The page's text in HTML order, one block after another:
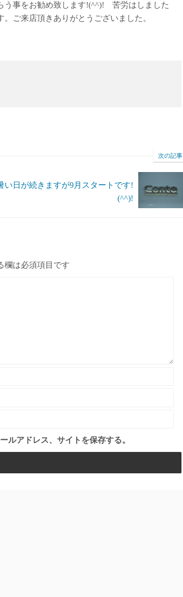
う事をお勧め致します!(^^)! 苦労はしました
ご来店頂きありがとうございました。
次の記事
い日が続きますが9月スタートです!
(^^)!
欄は必須項目です
ルアドレス、サイトを保存する。